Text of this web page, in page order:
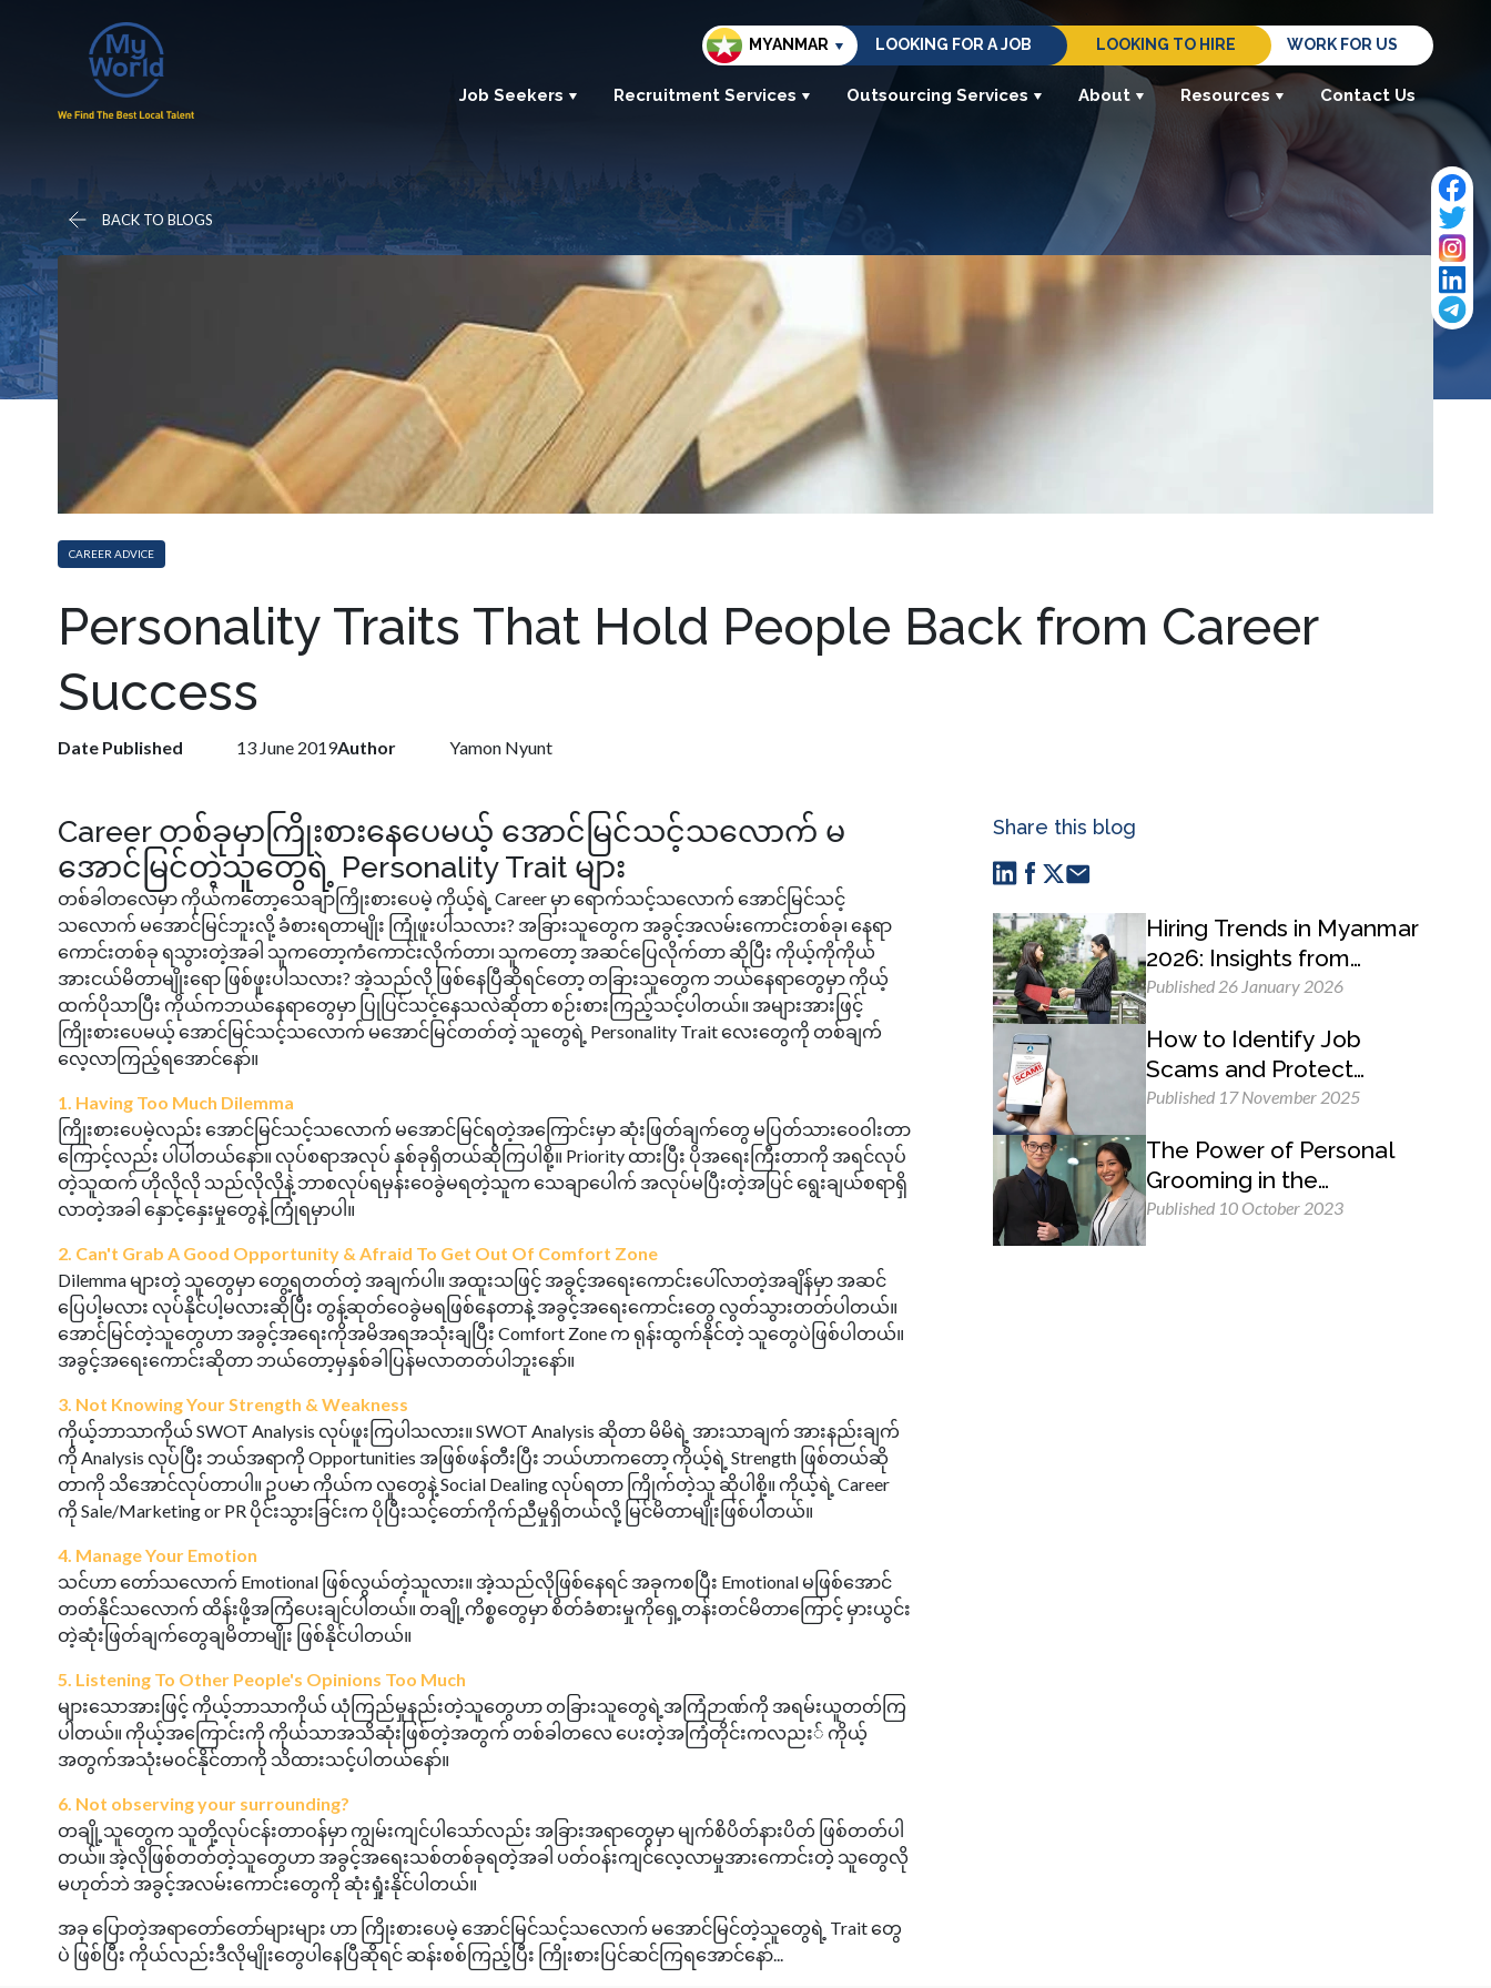
MYANMAR LOOKING FOR A JOB LOOKING TO HIRE WORK FOR US
Job Seekers Recruitment Services Outsourcing Services About Resources Contact Us
BACK TO BLOGS
CAREER ADVICE
Personality Traits That Hold People Back from Career
Success
Date Published 13 June 2019Author Yamon Nyunt
Career တစ်ခုမှာကြိုးစားနေပေမယ့် အောင်မြင်သင့်သလောက် မ
အောင်မြင်တဲ့သူတွေရဲ့ Personality Trait များ
တစ်ခါတလေမှာ ကိုယ်ကတော့သေချာကြိုးစားပေမဲ့ ကိုယ့်ရဲ့ Career မှာ ရောက်သင့်သလောက် အောင်မြင်သင့်
သလောက် မအောင်မြင်ဘူးလို့ ခံစားရတာမျိုး ကြုံဖူးပါသလား? အခြားသူတွေက အခွင့်အလမ်းကောင်းတစ်ခု၊ နေရာ
ကောင်းတစ်ခု ရသွားတဲ့အခါ သူကတော့ကံကောင်းလိုက်တာ၊ သူကတော့ အဆင်ပြေလိုက်တာ ဆိုပြီး ကိုယ့်ကိုကိုယ်
အားငယ်မိတာမျိုးရော ဖြစ်ဖူးပါသလား? အဲ့သည်လို ဖြစ်နေပြီဆိုရင်တော့ တခြားသူတွေက ဘယ်နေရာတွေမှာ ကိုယ့်
ထက်ပိုသာပြီး ကိုယ်ကဘယ်နေရာတွေမှာ ပြုပြင်သင့်နေသလဲဆိုတာ စဉ်းစားကြည့်သင့်ပါတယ်။ အများအားဖြင့်
ကြိုးစားပေမယ့် အောင်မြင်သင့်သလောက် မအောင်မြင်တတ်တဲ့ သူတွေရဲ့ Personality Trait လေးတွေကို တစ်ချက်
လေ့လာကြည့်ရအောင်နော်။
1. Having Too Much Dilemma
ကြိုးစားပေမဲ့လည်း အောင်မြင်သင့်သလောက် မအောင်မြင်ရတဲ့အကြောင်းမှာ ဆုံးဖြတ်ချက်တွေ မပြတ်သားဝေဝါးတာ
ကြောင့်လည်း ပါပါတယ်နော်။ လုပ်စရာအလုပ် နှစ်ခုရှိတယ်ဆိုကြပါစို့။ Priority ထားပြီး ပိုအရေးကြီးတာကို အရင်လုပ်
တဲ့သူထက် ဟိုလိုလို သည်လိုလိုနဲ့ ဘာစလုပ်ရမှန်းဝေခွဲမရတဲ့သူက သေချာပေါက် အလုပ်မပြီးတဲ့အပြင် ရွေးချယ်စရာရှိ
လာတဲ့အခါ နှောင့်နှေးမှုတွေနဲ့ကြုံရမှာပါ။
2. Can't Grab A Good Opportunity & Afraid To Get Out Of Comfort Zone
Dilemma များတဲ့ သူတွေမှာ တွေ့ရတတ်တဲ့ အချက်ပါ။ အထူးသဖြင့် အခွင့်အရေးကောင်းပေါ်လာတဲ့အချိန်မှာ အဆင်
ပြေပါ့မလား လုပ်နိုင်ပါ့မလားဆိုပြီး တွန့်ဆုတ်ဝေခွဲမရဖြစ်နေတာနဲ့ အခွင့်အရေးကောင်းတွေ လွတ်သွားတတ်ပါတယ်။
အောင်မြင်တဲ့သူတွေဟာ အခွင့်အရေးကိုအမိအရအသုံးချပြီး Comfort Zone က ရုန်းထွက်နိုင်တဲ့ သူတွေပဲဖြစ်ပါတယ်။
အခွင့်အရေးကောင်းဆိုတာ ဘယ်တော့မှနှစ်ခါပြန်မလာတတ်ပါဘူးနော်။
3. Not Knowing Your Strength & Weakness
ကိုယ့်ဘာသာကိုယ် SWOT Analysis လုပ်ဖူးကြပါသလား။ SWOT Analysis ဆိုတာ မိမိရဲ့ အားသာချက် အားနည်းချက်
ကို Analysis လုပ်ပြီး ဘယ်အရာကို Opportunities အဖြစ်ဖန်တီးပြီး ဘယ်ဟာကတော့ ကိုယ့်ရဲ့ Strength ဖြစ်တယ်ဆို
တာကို သိအောင်လုပ်တာပါ။ ဥပမာ ကိုယ်က လူတွေနဲ့ Social Dealing လုပ်ရတာ ကြိုက်တဲ့သူ ဆိုပါစို့။ ကိုယ့်ရဲ့ Career
ကို Sale/Marketing or PR ပိုင်းသွားခြင်းက ပိုပြီးသင့်တော်ကိုက်ညီမှုရှိတယ်လို့ မြင်မိတာမျိုးဖြစ်ပါတယ်။
4. Manage Your Emotion
သင်ဟာ တော်သလောက် Emotional ဖြစ်လွယ်တဲ့သူလား။ အဲ့သည်လိုဖြစ်နေရင် အခုကစပြီး Emotional မဖြစ်အောင်
တတ်နိုင်သလောက် ထိန်းဖို့အကြံပေးချင်ပါတယ်။ တချို့ကိစ္စတွေမှာ စိတ်ခံစားမှုကိုရှေ့တန်းတင်မိတာကြောင့် မှားယွင်း
တဲ့ဆုံးဖြတ်ချက်တွေချမိတာမျိုး ဖြစ်နိုင်ပါတယ်။
5. Listening To Other People's Opinions Too Much
များသောအားဖြင့် ကိုယ့်ဘာသာကိုယ် ယုံကြည်မှုနည်းတဲ့သူတွေဟာ တခြားသူတွေရဲ့အကြံဉာဏ်ကို အရမ်းယူတတ်ကြ
ပါတယ်။ ကိုယ့်အကြောင်းကို ကိုယ်သာအသိဆုံးဖြစ်တဲ့အတွက် တစ်ခါတလေ ပေးတဲ့အကြံတိုင်းကလညး် ကိုယ့်
အတွက်အသုံးမဝင်နိုင်တာကို သိထားသင့်ပါတယ်နော်။
6. Not observing your surrounding?
တချို့သူတွေက သူတို့လုပ်ငန်းတာဝန်မှာ ကျွမ်းကျင်ပါသော်လည်း အခြားအရာတွေမှာ မျက်စိပိတ်နားပိတ် ဖြစ်တတ်ပါ
တယ်။ အဲ့လိုဖြစ်တတ်တဲ့သူတွေဟာ အခွင့်အရေးသစ်တစ်ခုရတဲ့အခါ ပတ်ဝန်းကျင်လေ့လာမှုအားကောင်းတဲ့ သူတွေလို
မဟုတ်ဘဲ အခွင့်အလမ်းကောင်းတွေကို ဆုံးရှုံးနိုင်ပါတယ်။
အခု ပြောတဲ့အရာတော်တော်များများ ဟာ ကြိုးစားပေမဲ့ အောင်မြင်သင့်သလောက် မအောင်မြင်တဲ့သူတွေရဲ့ Trait တွေ
ပဲ ဖြစ်ပြီး ကိုယ်လည်းဒီလိုမျိုးတွေပါနေပြီဆိုရင် ဆန်းစစ်ကြည့်ပြီး ကြိုးစားပြင်ဆင်ကြရအောင်နော်...
Share this blog
Hiring Trends in Myanmar
2026: Insights from
MyWorld Careers
Published 26 January 2026
How to Identify Job
Scams and Protect
Yourself
Published 17 November 2025
The Power of Personal
Grooming in the
Professional Workplace
Published 10 October 2023